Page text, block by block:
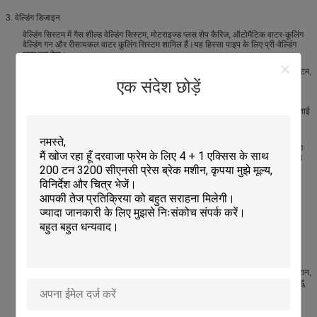
एक संदेश छोड़ें
3. वेल्डिंग डिजाइन
वेल्डिंग सिस्टम में गैस शील्ड वेल्डिंग सिस्टम, मोटराइज्ड प्लस शेप कैरिज, ऑटोमैटिक वाटर-कूलिंग
वेल्डिंग गन और रीसायकल वाटर कूलिंग सिस्टम शामिल हैं।यह हिस्सा पाइप के लिए प्री-वेल्डिंग
खत्म कर देगा।
वेल्डिंग पावर, वायर फीडिंग मैकेनिज्म, शील्ड गैस कन्वेक्शन डिवाइस से बना गैस शील्ड वेल्डिंग सिस्टम,
वेल्डिंग पावर यूएसए लिंकन डीसी 600 है
मोटराइज्ड प्लस-शेप कैरिज: वेल्डिंग गन अलाइनमेंट पोजीशन को एडजस्ट करें, स्ट्रोक
स्वचालित वाटर कूलिंग वेल्डिंग गन: जर्मनी TBI ब्रांड का उपयोग करें, मॉडल 500A स्वचालित कताई
इनपुट सिस्टम फीडिंग ट्रॉली, पाइप पोजिशनिंग डिवाइस और स्टील रेल से बना है।इसका उपयोग
पाइप संवहन के लिए किया जाता है।इस प्रणाली की वेल्डिंग विधि पाइप चलती है, वेल्डिंग गन वेल्ड
करने का निश्चित तरीका है।
फीडिंग ट्रॉली ड्राइविंग सिस्टम स्थिर चलने को सुनिश्चित करने के लिए गियर और रैक मेश को
अपनाता है।
सीधापन सुनिश्चित करने के लिए स्टील रेल 43 किलो भारी रेल का उपयोग करती है
ट्रॉली की दो गति होती है, वेल्डिंग के दौरान यह धीमी गति से चलती है, लौटने के दौरान यह तेज
चलती है।
स्टील पाइप क्लोजिंग सिस्टम इस उपकरण का प्रमुख हिस्सा है।पाइप झुकने की प्रक्रिया के दौरान,
पाइप में कुछ खराबी होगी, जिससे सीम को बंद करने में कठिनाई होगी।हम दबाव जोड़ते हुए तीन बिंदु
अपनाते हैं, इस समस्या को हल करने के लिए दो बिंदुओं का समर्थन करते हैं।